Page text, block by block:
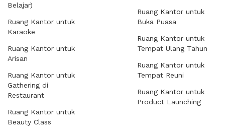
Belajar)
Ruang Kantor untuk
Karaoke
Ruang Kantor untuk
Arisan
Ruang Kantor untuk
Gathering di
Restaurant
Ruang Kantor untuk
Beauty Class
Ruang Kantor untuk
Buka Puasa
Ruang Kantor untuk
Tempat Ulang Tahun
Ruang Kantor untuk
Tempat Reuni
Ruang Kantor untuk
Product Launching